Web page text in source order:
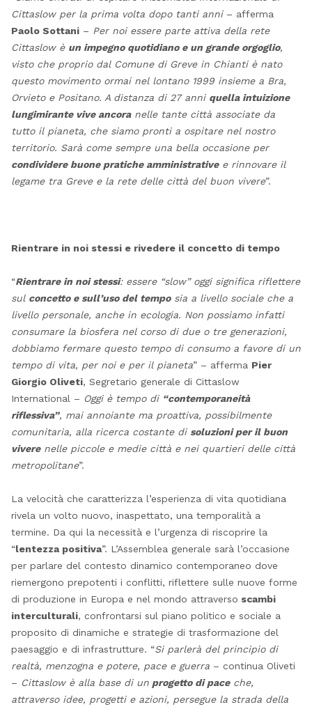
Cittaslow per la prima volta dopo tanti anni – afferma
Paolo Sottani– Per noi essere parte attiva della rete
Cittaslow è un impegno quotidiano e un grande orgoglio,
visto che proprio dal Comune di Greve in Chianti è nato
questo movimento ormai nel lontano 1999 insieme a Bra,
Orvieto e Positano. A distanza di 27 anni quella intuizione
lungimirante vive ancoranelle tante città associate da
tutto il pianeta, che siamo pronti a ospitare nel nostro
territorio. Sarà come sempre una bella occasione per
condividere buone pratiche amministrativee rinnovare il
legame tra Greve e la rete delle città del buon vivere”.
Rientrare in noi stessi e rivedere il concetto di tempo
“Rientrare in noi stessi: essere “slow” oggi significa riflettere
sul concetto e sull’uso del temposia a livello sociale che a
livello personale, anche in ecologia. Non possiamo infatti
consumare la biosfera nel corso di due o tre generazioni,
dobbiamo fermare questo tempo di consumo a favore di un
tempo di vita, per noi e per il pianeta” – afferma Pier
Giorgio Oliveti, Segretario generale di Cittaslow
International – Oggi è tempo di “contemporaneità
riflessiva”, mai annoiante ma proattiva, possibilmente
comunitaria, alla ricerca costante di soluzioni per il buon
viverenelle piccole e medie città e nei quartieri delle città
metropolitane”.
La velocità che caratterizza l’esperienza di vita quotidiana
rivela un volto nuovo, inaspettato, una temporalità a
termine. Da qui la necessità e l’urgenza di riscoprire la
“lentezza positiva”. L’Assemblea generale sarà l’occasione
per parlare del contesto dinamico contemporaneo dove
riemergono prepotenti i conflitti, riflettere sulle nuove forme
di produzione in Europa e nel mondo attraverso scambi
interculturali, confrontarsi sul piano politico e sociale a
proposito di dinamiche e strategie di trasformazione del
paesaggio e di infrastrutture. “Si parlerà del principio di
realtà, menzogna e potere, pace e guerra – continua Oliveti
– Cittaslow è alla base di unprogetto di paceche,
attraverso idee, progetti e azioni, persegue la strada della